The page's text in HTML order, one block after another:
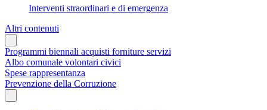
Interventi straordinari e di emergenza
Altri contenuti
Programmi biennali acquisti forniture servizi
Albo comunale volontari civici
Spese rappresentanza
Prevenzione della Corruzione